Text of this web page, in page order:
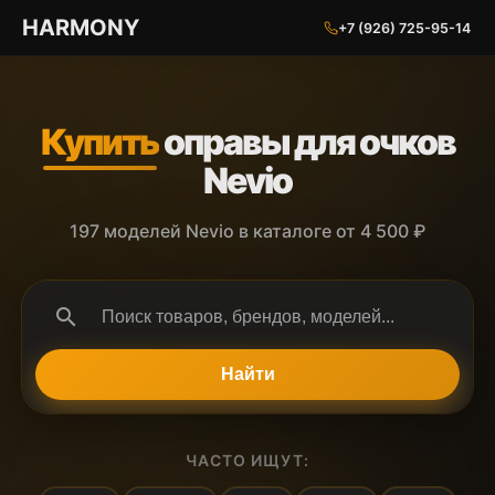
ГАРМОНИЯ ГЛАЗ
HARMONY +7 (926) 725-95-14
Купитьоправы для очков
Nevio
197 моделей Nevio в каталоге от 4 500 ₽
search
Найти
ЧАСТО ИЩУТ: